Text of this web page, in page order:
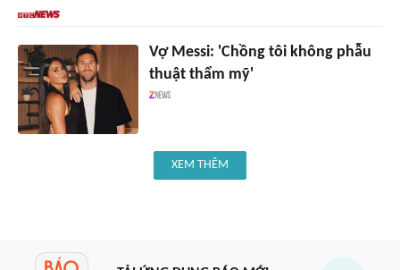
Vợ Messi: 'Chồng tôi không phẫu
thuật thẩm mỹ'
XEM THÊM